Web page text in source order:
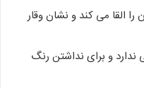
القا می کند و نشان وقار
ندارد و برای نداشتن رنگ